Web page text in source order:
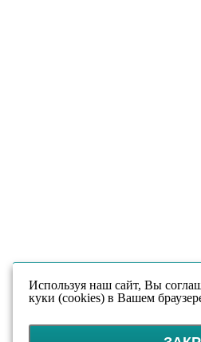
Используя наш сайт, Вы
куки (cookies) в Вашем